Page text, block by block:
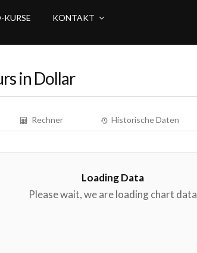
KURSE KONTAKT
in Dollar
Rechner Historische Daten
Loading Data
Please wait, we are loading chart data